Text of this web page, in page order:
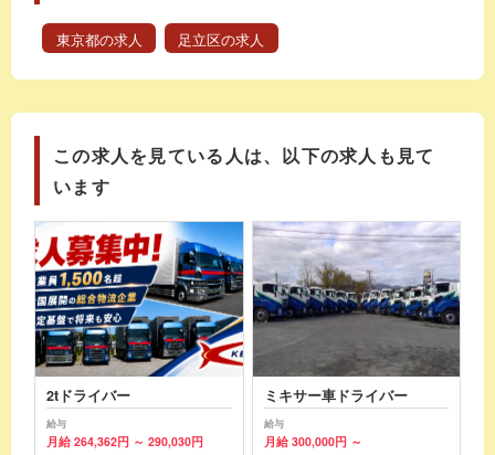
東京都の求人 足立区の求人
この求人を見ている人は、以下の求人も見て
います
2tドライバー
給与
月給 264,362円 ～ 290,030円
ミキサー車ドライバー
給与
月給 300,000円 ～